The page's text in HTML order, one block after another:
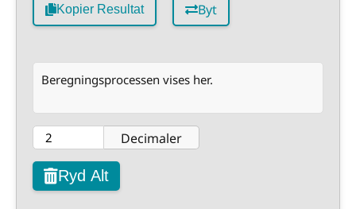
Kopier Resultat Byt
Beregningsprocessen vises her.
Decimaler
Ryd Alt